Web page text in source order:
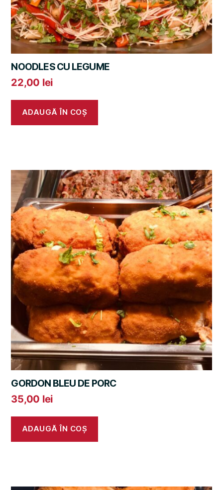
NOODLES CU LEGUME
22,00 lei
ADAUGĂ ÎN COȘ
GORDON BLEU DE PORC
35,00 lei
ADAUGĂ ÎN COȘ